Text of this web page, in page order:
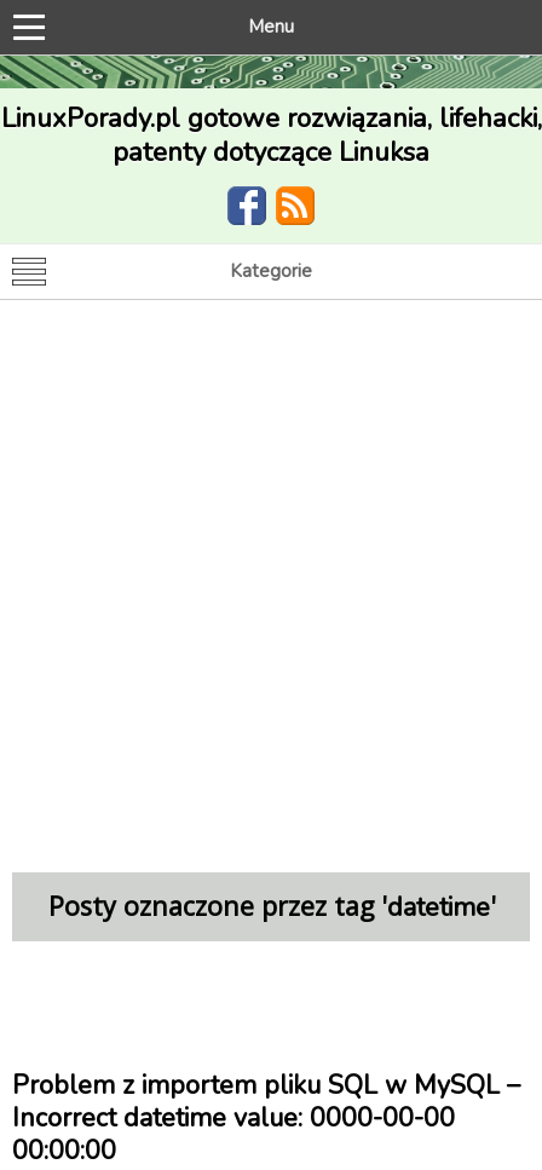
Menu
LinuxPorady.pl gotowe rozwiązania, lifehacki,
patenty dotyczące Linuksa
Kategorie
Posty oznaczone przez tag 'datetime'
Problem z importem pliku SQL w MySQL –
Incorrect datetime value: 0000-00-00
00:00:00